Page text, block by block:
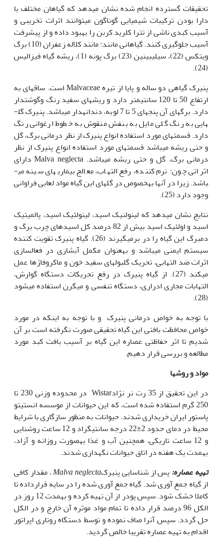
تحقیقات گسترده انجام شده نشان می­دهد که گیاهان مختلف با
دارا بودن ترکیبات شیمیایی گوناگون می‏توانند اثرات تخریبی و
آسیب کبدی ناشی از تترا کلرید کربن را بهبود داده و از پیشرفت
آسیب جلوگیری کنند. گیاهانی مانند: مانند کلاله زعفران (10) برگ
ویتکس (22)، سیلیبینین (23) برگ پونه (1)، ریشه گیاه فیزالیس
(24).
پنیرک گیاهی دو ساله و پایا از تیره Malvaceae است. ساقه­ای به
ارتفاع 50 تا 120 سانتی­متر دارد و ریشه­ای سفید رنگ وگوشتدار
دارد. برگ­های آن پنجه­ای 5 تا 7 لوبه، دندانه­دار می‏باشد. پنیرک گل­
هایی به رنگ گلی مایل به بنفش منقوش به خطوط ارغوانی رنگ
دارد. قسمت­های مورد استفاده انواع پنیرک از نظر درمانی برگ، گل
و حتی ریشه می­باشد قسمت­های مورد استفاده انواع پنیرک از نظر
درمانی برگ، گل و حتی ریشه می‏باشد. Malva neglecta دارای
اثراتی چون: نرم کننده، رفع التهاب، معالج بیماری­های سینه می­
باشد. زیرا در آن‏ها به‏خصوص در گل­های این گیاه مواد لعابی فراوانی
وجود دارد (25).
نتایج نشان می­دهد که لینولنیک اسید، لینولئیک اسید، پالمیتیک
اسید و اولئیک اسید بیش از 82 درصد کل اسیدهای چرب برگ و
دمبرگ این گیاه را در برمی­گیرند (26). گیاه پنیرک تقویت کننده
سیستم ایمنی می­باشد و به‏عنوان مکمل آبشاری در فعال‏سازی
اثرات ضد التهابی، تحریک گلبول­های سفید خون و ماکروفاژها عمل
می­کند (27). از گیاه پنیرک در رفع تحریکات دستگاه گوارش،
التهابات مجاری ادراری، دستگاه تنفسی و میگرن استفاده می­شود
(28).
با توجه به خواص درمانی پنیرک و با توجه به اینکه در مورد
خواص محافظت بافتی این گیاه تحقیقی صورت نگرفته است بر آن
شدیم تا اثر حفاظتی عصاره این گیاه بر آسیب بافت کبد مورد
مطالعه و بررسی قرار دهیم.
مواد و روش‏ها
در این تحقیق از 35 رت نر نژادWistar در محدوده وزنی 230 تا
250 گرم استفاده شده است، که این حیوانات از موسسه انستیتو
پاستور ایران خریداری شدند. حیوانات به منظور سازگاری با شرایط
محیط در دمای حدود 2±22 درجه سانتی‏گراد و 12 ساعت روشنایی
و 12 ساعت تاریکی، همچنین آب و غذا به‏صورت روزانه و آزاد،
به‏مدت یک هفته در اتاق حیوانات نگه‏داری شدند.
تهیه عصاره:پس از شناسایی پنیرکMalva neglecta، مقدار کافی
از گیاه جمع آوری شد. گیاه جمع آوری شده را در سایه قرارداده تا
کاملا خشک شود. سپس پودر از آن تهیه کرده و به‏مدت 12 روز در
الکل 96 درصد قرار داده تا تمام مواد موثره آن خارج و در الکل
حل گردد. سپس آن‏را صاف نموده و توسط دستگاه روتاری اپراتور
اقدام به تهیه عصاره تقریبا خالص گردید.